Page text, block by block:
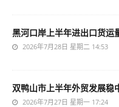
黑河口岸上半年进出口货运
2026年7月28日 星期二 14:53
双鸭山市上半年外贸发展稳
2026年7月27日 星期一 17:24